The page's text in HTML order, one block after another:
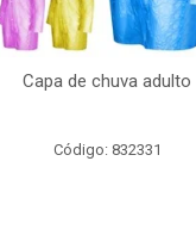
Capa de chuva adulto
Código: 832331